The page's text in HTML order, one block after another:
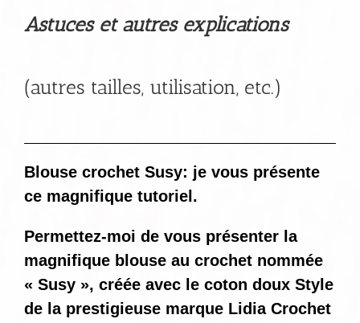
Astuces et autres explications
(autres tailles, utilisation, etc.)
Blouse crochet Susy: je vous présente
ce magnifique tutoriel.
Permettez-moi de vous présenter la
magnifique blouse au crochet nommée
« Susy », créée avec le coton doux Style
de la prestigieuse marque Lidia Crochet